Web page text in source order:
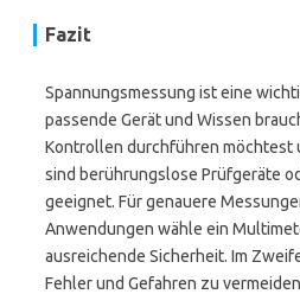
Fazit
Spannungsmessung ist eine
passende Gerät und Wissen
Kontrollen durchführen möchtest
sind berührungslose Prüfgeräte
geeignet. Für genauere
Anwendungen wähle ein
ausreichende Sicherheit. Im
Fehler und Gefahren zu